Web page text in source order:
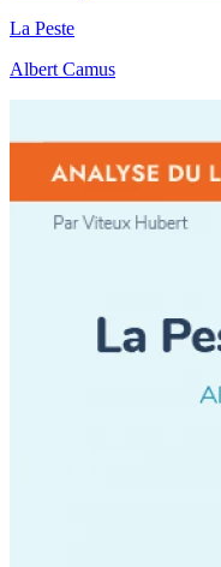
La Peste
Albert Camus